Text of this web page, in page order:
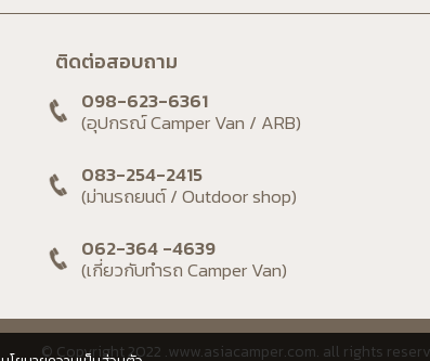
ติดต่อสอบถาม
098-623-6361
(อุปกรณ์ Camper Van / ARB)
083-254-2415
(ม่านรถยนต์ / Outdoor shop)
062-364 -4639
(เกี่ยวกับทำรถ Camper Van)
© Copyright 2022 .www.asiacamper.com. all rights